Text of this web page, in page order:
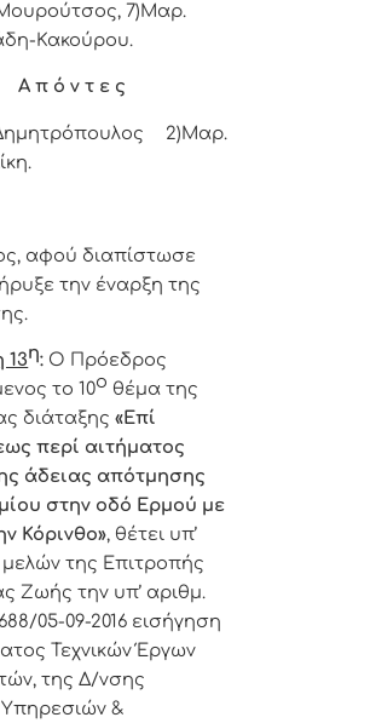
7)Μαρ.
Κακούρου.
Α π ό ν τ ε ς
2)Μαρ.
αφού διαπίστωσε
την έναρξη της
13η: Ο Πρόεδρος
το 10ο θέμα της
διάταξης«Επί
περί αιτήματος
άδειας απότμησης
στην οδό Ερμού με
Κόρινθο», θέτει υπ’
της Επιτροπής
Ζωής την υπ’ αριθμ.
05-09-2016 εισήγηση
Τεχνικών Έργων
της Δ/νσης
Υπηρεσιών &